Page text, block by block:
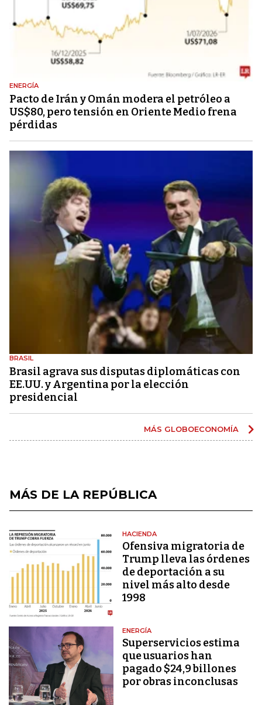
ENERGÍA
Pacto de Irán y Omán modera el petróleo a
US$80, pero tensión en Oriente Medio frena
pérdidas
BRASIL
Brasil agrava sus disputas diplomáticas con
EE.UU. y Argentina por la elección
presidencial
MÁS GLOBOECONOMÍA
MÁS DE LA REPÚBLICA
HACIENDA
Ofensiva migratoria de
Trump lleva las órdenes
de deportación a su
nivel más alto desde
1998
ENERGÍA
Superservicios estima
que usuarios han
pagado $24,9 billones
por obras inconclusas